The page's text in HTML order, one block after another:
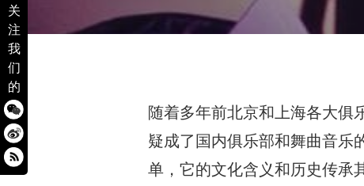
关
注
我
们
的
随着多年前北京和上海各大俱
疑成了国内俱乐部和舞曲音乐
单，它的文化含义和历史传承